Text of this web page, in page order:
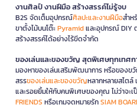
งานศิลป์ งานฝีมือ สร้างสรรค์ไม่รู้จบ
B2S จัดเต็มอุปกรณ์ศิลปะและงานฝีมือสำห
ขาตั้งไม้บนโต๊ะPyramidและอุปกรณ์ DIY
สร้างสรรค์ได้อย่างไร้ขีดจำกัด
ของเล่นและของขวัญ สุดพิเศษทุกเทศก
มองหาของเล่นเสริมพัฒนาการ หรือของข
สรรของเล่นและของขวัญหลากหลายสไตล์
และรอยยิ้มให้กับคนพิเศษของคุณ ไม่ว่าจะเ
FRIENDS หรือเกมจดหมายรักSIAM